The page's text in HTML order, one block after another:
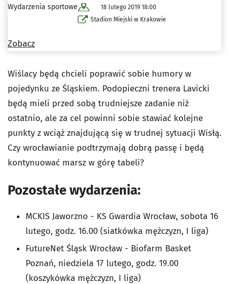
Wydarzenia sportowe
18 lutego 2019 18:00
Stadion Miejski w Krakowie
Zobacz
Wiślacy będą chcieli poprawić sobie humory w
pojedynku ze Śląskiem. Podopieczni trenera Lavicki
będą mieli przed sobą trudniejsze zadanie niż
ostatnio, ale za cel powinni sobie stawiać kolejne
punkty z wciąż znajdującą się w trudnej sytuacji Wisłą.
Czy wrocławianie podtrzymają dobrą passę i będą
kontynuować marsz w górę tabeli?
Pozostałe wydarzenia:
MCKIS Jaworzno - KS Gwardia Wrocław, sobota 16
lutego, godz. 16.00 (siatkówka mężczyzn, I liga)
FutureNet Śląsk Wrocław - Biofarm Basket
Poznań, niedziela 17 lutego, godz. 19.00
(koszykówka mężczyzn, I liga)